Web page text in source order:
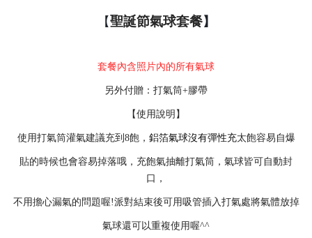
【聖誕節氣球套餐】
套餐內含照片內的所有氣球
另外付贈：打氣筒+膠帶
【使用說明】
使用打氣筒灌氣建議充到8飽， 鋁箔氣球沒有彈性充太飽容易自爆
貼的時候也會容易掉落哦，充飽氣抽離打氣筒，氣球皆可自動封
口，
不用擔心漏氣的問題喔!派對結束後可用吸管插入打氣處將氣體放掉
氣球還可以重複使用喔^^